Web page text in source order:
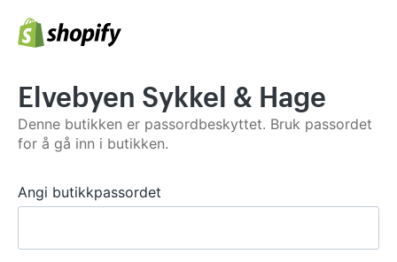
Elvebyen Sykkel & Hage
Denne butikken er passordbeskyttet. Bruk passordet
for å gå inn i butikken.
Angi butikkpassordet